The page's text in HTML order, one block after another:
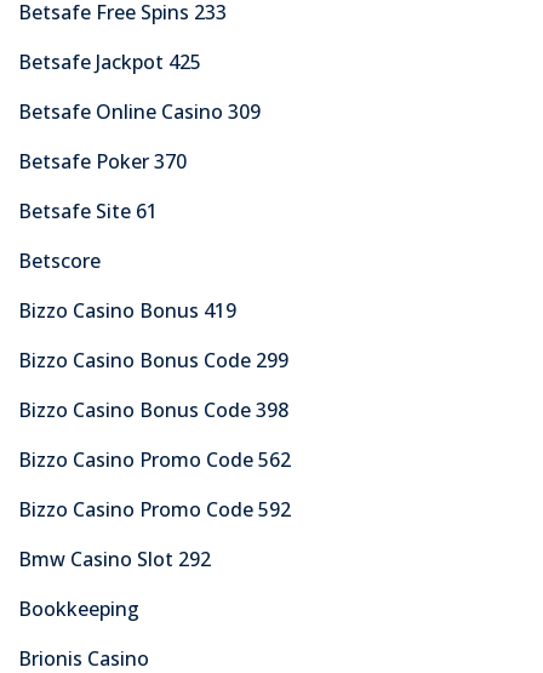
Betsafe Free Spins 233
Betsafe Jackpot 425
Betsafe Online Casino 309
Betsafe Poker 370
Betsafe Site 61
Betscore
Bizzo Casino Bonus 419
Bizzo Casino Bonus Code 299
Bizzo Casino Bonus Code 398
Bizzo Casino Promo Code 562
Bizzo Casino Promo Code 592
Bmw Casino Slot 292
Bookkeeping
Brionis Casino